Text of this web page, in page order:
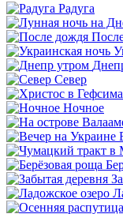
Радуга
Север
Ночное